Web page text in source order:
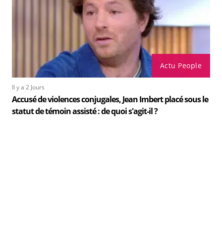
Actu People
Il y a 2 Jours
Accusé de violences conjugales, Jean Imbert placé sous le
statut de témoin assisté : de quoi s'agit-il ?